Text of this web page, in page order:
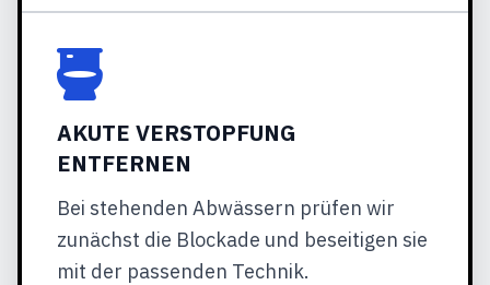
AKUTE VERSTOPFUNG
ENTFERNEN
Bei stehenden Abwässern prüfen wir
zunächst die Blockade und beseitigen sie
mit der passenden Technik.